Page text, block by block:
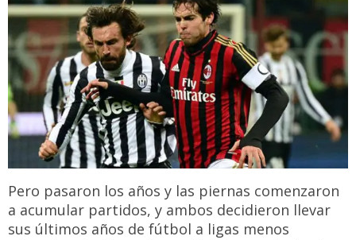
Pero pasaron los años y las piernas comenzaron
a acumular partidos, y ambos decidieron llevar
sus últimos años de fútbol a ligas menos